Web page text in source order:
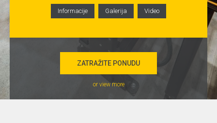
Informacije Galerija Video
ZATRAŽITE PONUDU
or view more